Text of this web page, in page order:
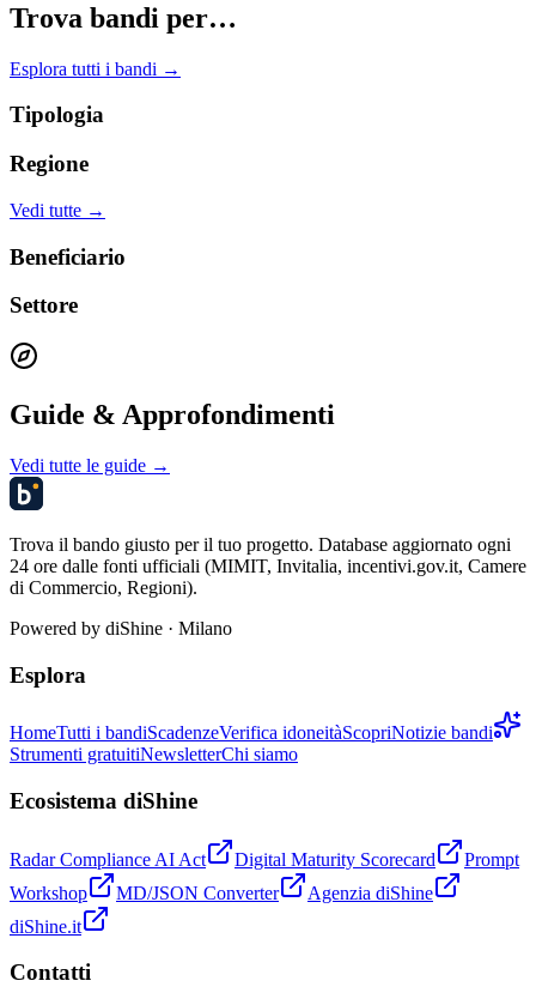
Trova bandi per…
Esplora tutti i bandi →
Tipologia
Regione
Vedi tutte →
Beneficiario
Settore
Guide & Approfondimenti
Vedi tutte le guide →
Trova il bando giusto per il tuo progetto. Database aggiornato ogni
24 ore dalle fonti ufficiali (MIMIT, Invitalia, incentivi.gov.it, Camere
di Commercio, Regioni).
Powered by diShine · Milano
Esplora
HomeTutti i bandiScadenzeVerifica idoneitàScopriNotizie bandi
Strumenti gratuitiNewsletterChi siamo
Ecosistema diShine
Radar Compliance AI Act Digital Maturity Scorecard
Prompt
Workshop
MD/JSON Converter
Agenzia diShine
diShine.it
Contatti